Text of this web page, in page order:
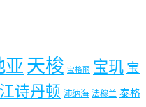
亚 天梭 宝格丽 宝玑 宝
江诗丹顿 沛纳海 法穆兰 泰格